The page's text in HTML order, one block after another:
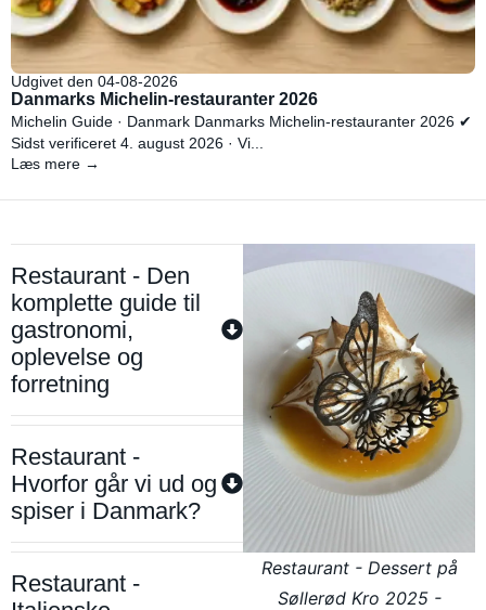
Udgivet den 04-08-2026
Danmarks Michelin-restauranter 2026
Michelin Guide · Danmark Danmarks Michelin-restauranter 2026 ✔
Sidst verificeret 4. august 2026 · Vi...
Læs mere →
Restaurant - Den
komplette guide til
gastronomi,
oplevelse og
forretning
Restaurant -
Hvorfor går vi ud og
spiser i Danmark?
Restaurant -
Restaurant - Dessert på
Søllerød Kro 2025 -